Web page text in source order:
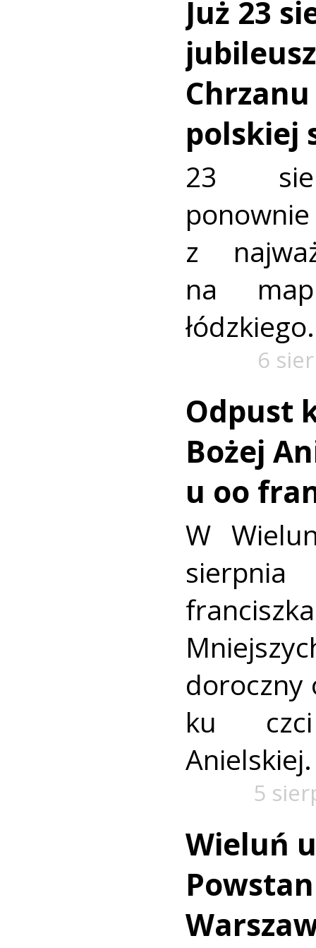
Już 23
polskiej
23
z
na
łódzkiego.
6
Odpust
Bożej
u oo
W
doroczny
ku
Anielskiej.
5
Wieluń